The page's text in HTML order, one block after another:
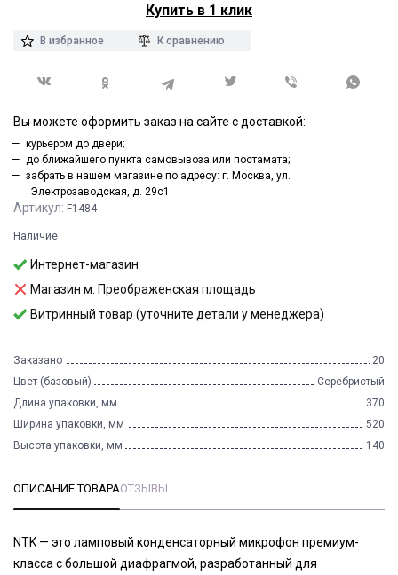
Артикул: F1484
Наличие
Интернет-магазин
Магазин м. Преображенская площадь
Витринный товар (уточните детали у менеджера)
Заказано
20
Цвет (базовый)
Серебристый
Длина упаковки, мм
370
Ширина упаковки, мм
520
Высота упаковки, мм
140
Купить в 1 клик
В избранное К сравнению
Вы можете оформить заказ на сайте с доставкой:
курьером до двери;
до ближайшего пункта самовывоза или постамата;
забрать в нашем магазине по адресу: г. Москва, ул.
Электрозаводская, д. 29с1.
ОПИСАНИЕ ТОВАРАОТЗЫВЫ
NTK — это ламповый конденсаторный микрофон премиум-
класса с большой диафрагмой, разработанный для